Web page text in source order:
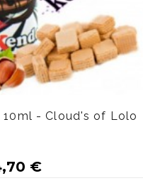
10ml - Cloud's of Lolo
€